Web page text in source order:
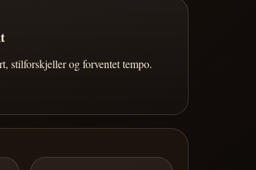
stilforskjeller og forventet tempo.